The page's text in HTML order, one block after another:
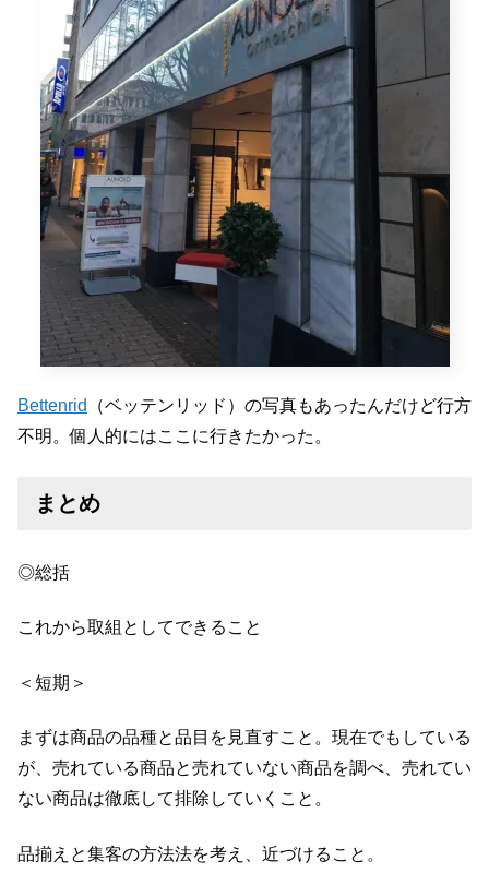
Bettenrid
（ベッテンリッド）の写真もあったんだけど行方
不明。個人的にはここに行きたかった。
まとめ
◎総括
これから取組としてできること
＜短期＞
まずは商品の品種と品目を見直すこと。現在でもしている
が、売れている商品と売れていない商品を調べ、売れてい
ない商品は徹底して排除していくこと。
品揃えと集客の方法法を考え、近づけること。